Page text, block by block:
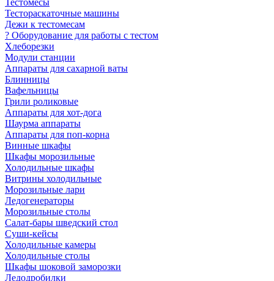
Тестомесы
Тестораскаточные машины
Дежи к тестомесам
? Оборудование для работы с тестом
Хлеборезки
Модули станции
Аппараты для сахарной ваты
Блинницы
Вафельницы
Грили роликовые
Аппараты для хот-дога
Шаурма аппараты
Аппараты для поп-корна
Винные шкафы
Шкафы морозильные
Холодильные шкафы
Витрины холодильные
Морозильные лари
Ледогенераторы
Морозильные столы
Салат-бары шведский стол
Суши-кейсы
Холодильные камеры
Холодильные столы
Шкафы шоковой заморозки
Ледодробилки